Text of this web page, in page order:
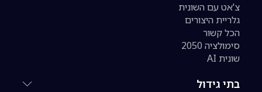
צ'אט עם השונית
גלריית היצורים
הכל קשור
סימולציה 2050
שונית AI
בתי גידול